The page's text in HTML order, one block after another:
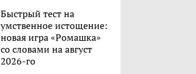
Быстрый тест на
умственное истощение:
новая игра «Ромашка»
со словами на август
2026-го